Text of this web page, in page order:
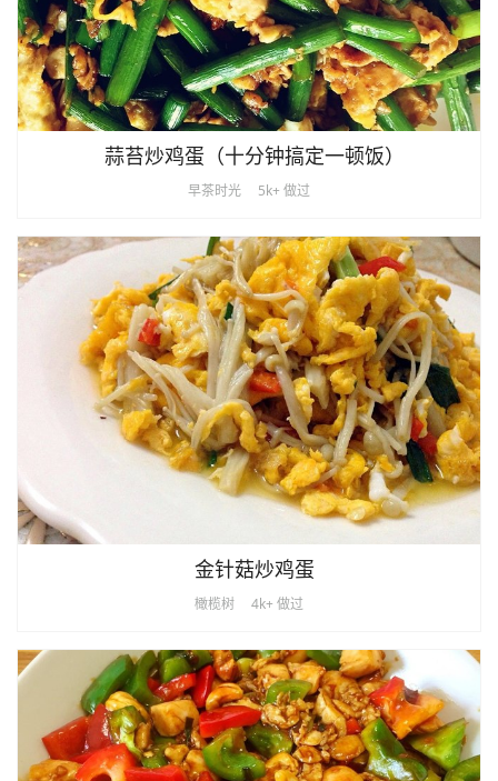
蒜苔炒鸡蛋（十分钟搞定一顿饭）
早茶时光 5k+ 做过
金针菇炒鸡蛋
橄榄树 4k+ 做过